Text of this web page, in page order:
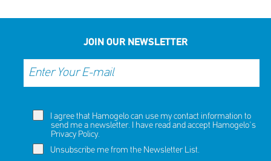
JOIN OUR NEWSLETTER
I agree that Hamogelo can use my contact information to
send me a newsletter. I have read and accept Hamogelo's
Privacy Policy.
Unsubscribe me from the Newsletter List.